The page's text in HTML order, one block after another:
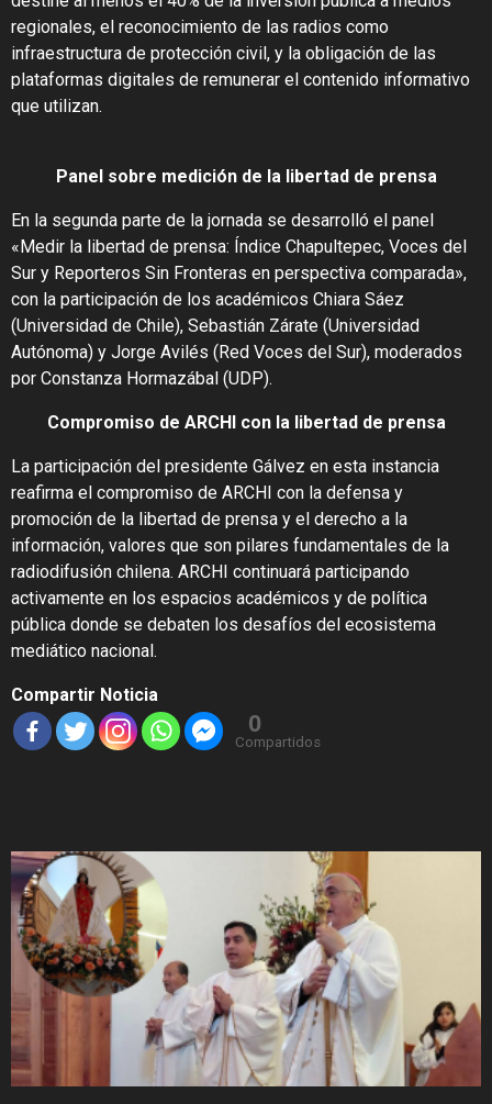
regionales, el reconocimiento de las radios como
infraestructura de protección civil, y la obligación de las
plataformas digitales de remunerar el contenido informativo
que utilizan.
Panel sobre medición de la libertad de prensa
En la segunda parte de la jornada se desarrolló el panel
«Medir la libertad de prensa: Índice Chapultepec, Voces del
Sur y Reporteros Sin Fronteras en perspectiva comparada»,
con la participación de los académicos Chiara Sáez
(Universidad de Chile), Sebastián Zárate (Universidad
Autónoma) y Jorge Avilés (Red Voces del Sur), moderados
por Constanza Hormazábal (UDP).
Compromiso de ARCHI con la libertad de prensa
La participación del presidente Gálvez en esta instancia
reafirma el compromiso de ARCHI con la defensa y
promoción de la libertad de prensa y el derecho a la
información, valores que son pilares fundamentales de la
radiodifusión chilena. ARCHI continuará participando
activamente en los espacios académicos y de política
pública donde se debaten los desafíos del ecosistema
mediático nacional.
Compartir Noticia
0
Compartidos